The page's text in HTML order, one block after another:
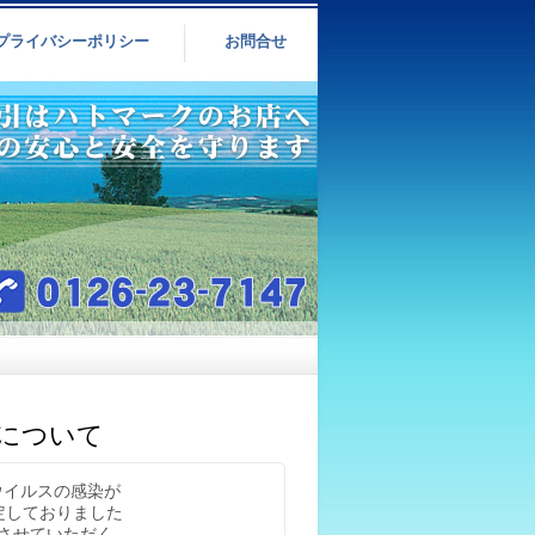
ライバシーポリシー お問合せ
ついて
ルスの感染が
ておりました